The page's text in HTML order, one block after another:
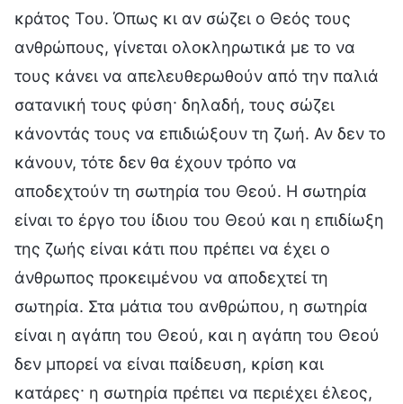
κράτος Του. Όπως κι αν σώζει ο Θεός τους
ανθρώπους, γίνεται ολοκληρωτικά με το να
τους κάνει να απελευθερωθούν από την παλιά
σατανική τους φύση· δηλαδή, τους σώζει
κάνοντάς τους να επιδιώξουν τη ζωή. Αν δεν το
κάνουν, τότε δεν θα έχουν τρόπο να
αποδεχτούν τη σωτηρία του Θεού. Η σωτηρία
είναι το έργο του ίδιου του Θεού και η επιδίωξη
της ζωής είναι κάτι που πρέπει να έχει ο
άνθρωπος προκειμένου να αποδεχτεί τη
σωτηρία. Στα μάτια του ανθρώπου, η σωτηρία
είναι η αγάπη του Θεού, και η αγάπη του Θεού
δεν μπορεί να είναι παίδευση, κρίση και
κατάρες· η σωτηρία πρέπει να περιέχει έλεος,